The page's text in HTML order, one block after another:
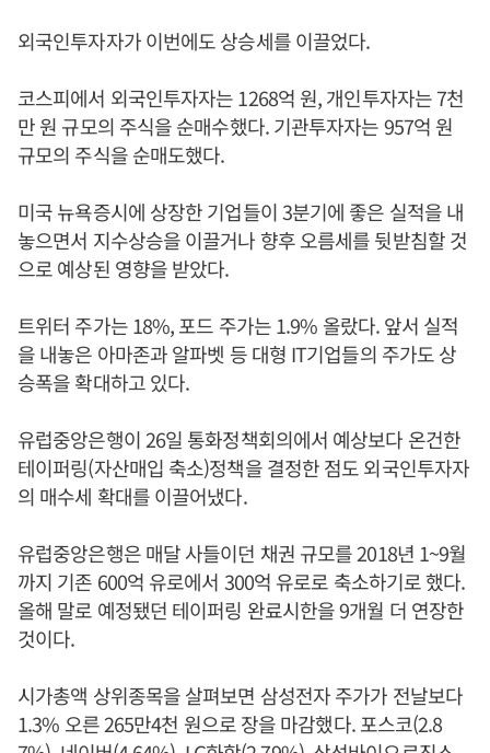
외국인투자자가 이번에도 상승세를 이끌었다.
코스피에서 외국인투자자는 1268억 원, 개인투자자는 7천
만 원 규모의 주식을 순매수했다. 기관투자자는 957억 원
규모의 주식을 순매도했다.
미국 뉴욕증시에 상장한 기업들이 3분기에 좋은 실적을 내
놓으면서 지수상승을 이끌거나 향후 오름세를 뒷받침할 것
으로 예상된 영향을 받았다.
트위터 주가는 18%, 포드 주가는 1.9% 올랐다. 앞서 실적
을 내놓은 아마존과 알파벳 등 대형 IT기업들의 주가도 상
승폭을 확대하고 있다.
유럽중앙은행이 26일 통화정책회의에서 예상보다 온건한
테이퍼링(자산매입 축소)정책을 결정한 점도 외국인투자자
의 매수세 확대를 이끌어냈다.
유럽중앙은행은 매달 사들이던 채권 규모를 2018년 1~9월
까지 기존 600억 유로에서 300억 유로로 축소하기로 했다.
올해 말로 예정됐던 테이퍼링 완료시한을 9개월 더 연장한
것이다.
시가총액 상위종목을 살펴보면 삼성전자 주가가 전날보다
1.3% 오른 265만4천 원으로 장을 마감했다. 포스코(2.8